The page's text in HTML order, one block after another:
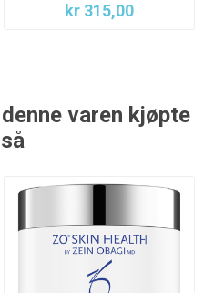
kr 315,00
varen kjøpte